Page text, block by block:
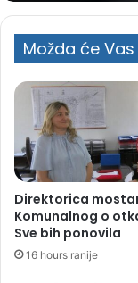
Možda će
Direktorica
Komunalnog o
Sve bih ponovila
16 hours ranije